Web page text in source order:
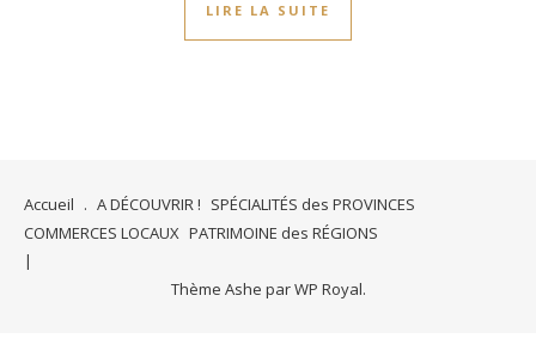
LIRE LA SUITE
Accueil . A DÉCOUVRIR ! SPÉCIALITÉS des PROVINCES
COMMERCES LOCAUX PATRIMOINE des RÉGIONS
Thème Ashe parWP Royal.